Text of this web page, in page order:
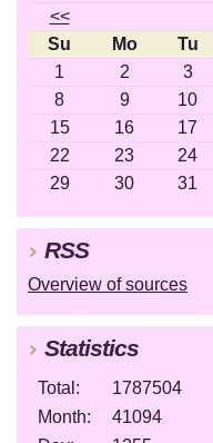
<<
Su
Mo Tu
1
2 3
8
9 10
15
16 17
22
23 24
29
30 31
RSS
Overview of sources
Statistics
Total:
1787504
Month:
41094